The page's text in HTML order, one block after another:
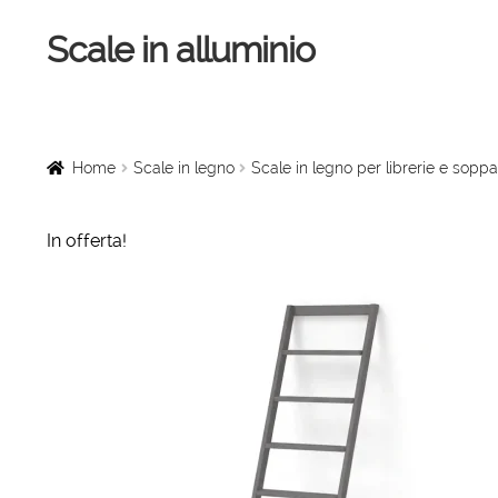
Vai
alla
Vai
al
Scale in alluminio
Scale a chiocciola
Home Scale in legno Scale in legno per librerie e
In offerta!